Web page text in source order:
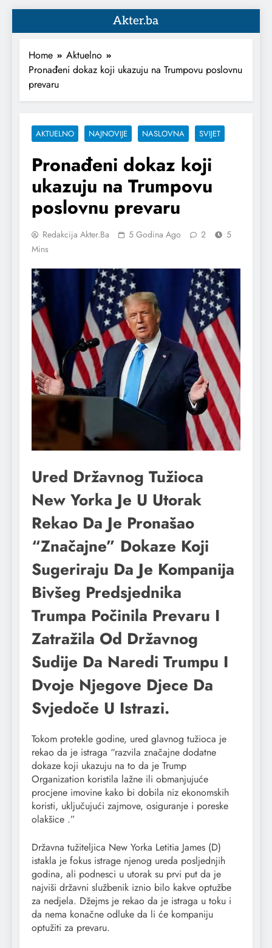
Akter.ba
Home
Aktuelno
Pronađeni dokaz koji ukazuju na Trumpovu poslovnu
prevaru
AKTUELNO NAJNOVIJE NASLOVNA SVIJET
Pronađeni dokaz koji
ukazuju na Trumpovu
poslovnu prevaru
Redakcija Akter.ba 5 Godina Ago 2
5
Mins
Ured Državnog Tužioca
New Yorka Je U Utorak
Rekao Da Je Pronašao
“značajne” Dokaze Koji
Sugeriraju Da Je Kompanija
Bivšeg Predsjednika
Trumpa Počinila Prevaru I
Zatražila Od Državnog
Sudije Da Naredi Trumpu I
Dvoje Njegove Djece Da
Svjedoče U Istrazi.
Tokom protekle godine, ured glavnog tužioca je
rekao da je istraga “razvila značajne dodatne
dokaze koji ukazuju na to da je Trump
Organization koristila lažne ili obmanjujuće
procjene imovine kako bi dobila niz ekonomskih
koristi, uključujući zajmove, osiguranje i poreske
olakšice .”
Državna tužiteljica New Yorka Letitia James (D)
istakla je fokus istrage njenog ureda posljednjih
godina, ali podnesci u utorak su prvi put da je
najviši državni službenik iznio bilo kakve optužbe
za nedjela. Džejms je rekao da je istraga u toku i
da nema konačne odluke da li će kompaniju
optužiti za prevaru.